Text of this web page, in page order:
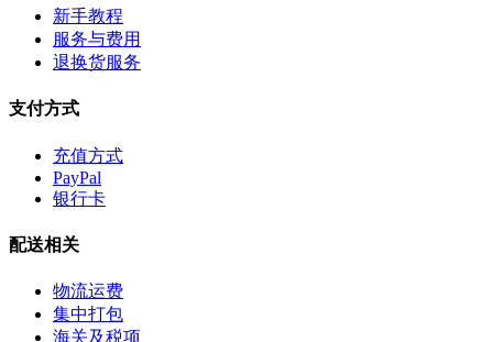
新手教程
服务与费用
退换货服务
支付方式
充值方式
PayPal
银行卡
配送相关
物流运费
集中打包
海关及税项